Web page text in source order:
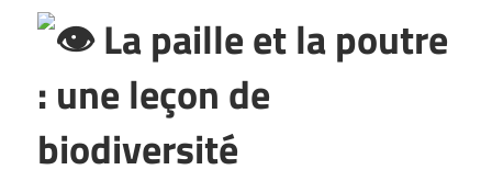
La paille et la poutre
: une leçon de
biodiversité